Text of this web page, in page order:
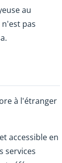
au
pas
à l'étranger
accessible en
services